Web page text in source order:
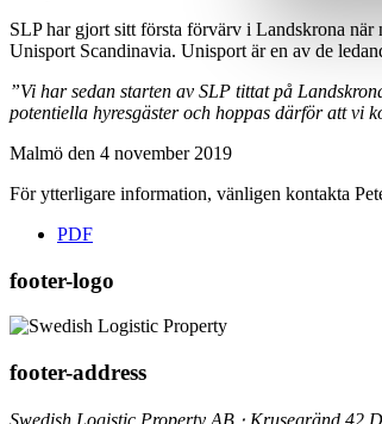
SLP har gjort sitt första förvärv i Landskrona
Unisport Scandinavia. Unisport är en av de
”Vi har sedan starten av SLP tittat på
potentiella hyresgäster och hoppas därför att vi
Malmö den 4 november 2019
För ytterligare information, vänligen kontakta
PDF
footer-logo
footer-address
Swedish Logistic Property AB ⋅ Krusegränd 42